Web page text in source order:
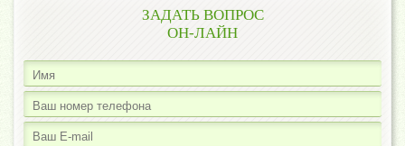
ЗАДАТЬ ВОПРОС
ОН-ЛАЙН